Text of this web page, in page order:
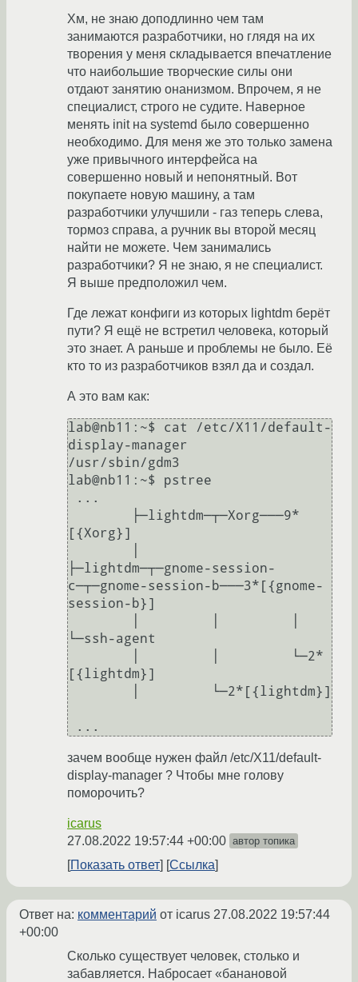
Хм, не знаю доподлинно чем там
занимаются разработчики, но глядя на их
творения у меня складывается впечатление
что наибольшие творческие силы они
отдают занятию онанизмом. Впрочем, я не
специалист, строго не судите. Наверное
менять init на systemd было совершенно
необходимо. Для меня же это только замена
уже привычного интерфейса на
совершенно новый и непонятный. Вот
покупаете новую машину, а там
разработчики улучшили - газ теперь слева,
тормоз справа, а ручник вы второй месяц
найти не можете. Чем занимались
разработчики? Я не знаю, я не специалист.
Я выше предположил чем.
Где лежат конфиги из которых lightdm берёт
пути? Я ещё не встретил человека, который
это знает. А раньше и проблемы не было. Её
кто то из разработчиков взял да и создал.
А это вам как:
lab@nb11:~$ cat /etc/X11/default-
display-manager
/usr/sbin/gdm3
lab@nb11:~$ pstree
[{Xorg}]
├─lightdm─┬─gnome-session-
c─┬─gnome-session-b───3*[{gnome-
session-b}]
└─ssh-agent
[{lightdm}]
зачем вообще нужен файл /etc/X11/default-
display-manager ? Чтобы мне голову
поморочить?
icarus
27.08.2022 19:57:44 +00:00 автор топика
Показать ответ Ссылка
Ответ на: комментарий от icarus 27.08.2022 19:57:44
+00:00
Сколько существует человек, столько и
забавляется. Набросает «банановой